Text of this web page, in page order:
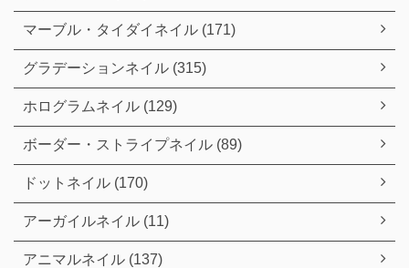
マーブル・タイダイネイル (171)
グラデーションネイル (315)
ホログラムネイル (129)
ボーダー・ストライプネイル (89)
ドットネイル (170)
アーガイルネイル (11)
アニマルネイル (137)